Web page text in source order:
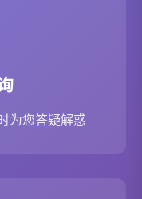
为您答疑解惑